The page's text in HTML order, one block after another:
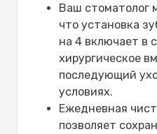
Ваш стоматолог
что установка
на 4 включает в
хирургическое
последующий
условиях.
Ежедневная
позволяет